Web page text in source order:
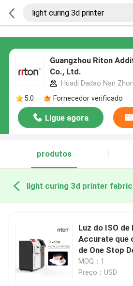
Guangzhou Riton
Co., Ltd.
Huadi Dadao Nan
5.0
Fornecedor verificado
Ligue agora
produtos
light curing 3d printer
Luz do ISO de
Accurate que
de One Stop
impressora 3D
MOQ：1
Preço：USD